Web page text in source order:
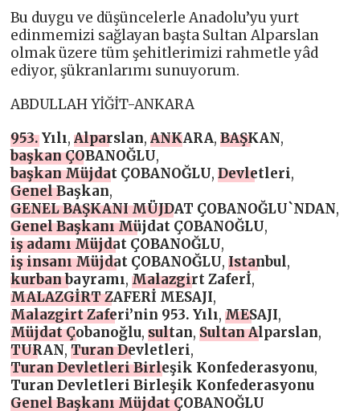
Bu duygu ve düşüncelerle Anadolu’yu yurt
edinmemizi sağlayan başta Sultan Alparslan
olmak üzere tüm şehitlerimizi rahmetle yâd
ediyor, şükranlarımı sunuyorum.
ABDULLAH YİĞİT-ANKARA
953. Yılı,Alparslan,ANKARA,BAŞKAN,
başkan ÇOBANOĞLU,
başkan Müjdat ÇOBANOĞLU,Devletleri,
Genel Başkan,
GENEL BAŞKANI MÜJDAT ÇOBANOĞLU`NDAN,
Genel Başkanı Müjdat ÇOBANOĞLU,
iş adamı Müjdat ÇOBANOĞLU,
iş insanı Müjdat ÇOBANOĞLU,Istanbul,
kurban bayramı,Malazgirt Zaferİ,
MALAZGİRT ZAFERİ MESAJI,
Malazgirt Zaferi’nin 953. Yılı,MESAJI,
Müjdat Çobanoğlu,sultan,Sultan Alparslan,
TURAN,Turan Devletleri,
Turan Devletleri Birleşik Konfederasyonu,
Turan Devletleri Birleşik Konfederasyonu
Genel Başkanı Müjdat ÇOBANOĞLU